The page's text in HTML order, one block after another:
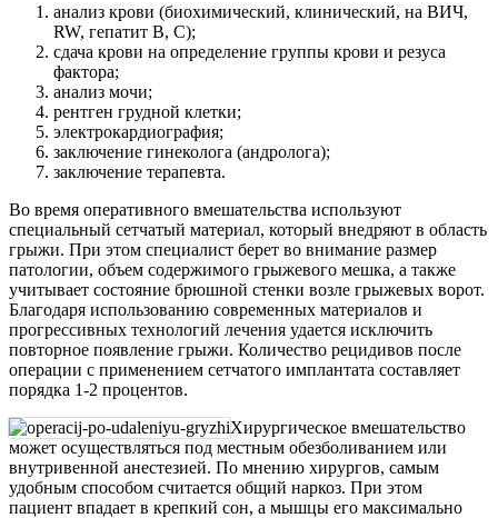
анализ крови (биохимический, клинический, на ВИЧ,
RW, гепатит В, С);
сдача крови на определение группы крови и резуса
фактора;
анализ мочи;
рентген грудной клетки;
электрокардиография;
заключение гинеколога (андролога);
заключение терапевта.
Во время оперативного вмешательства используют
специальный сетчатый материал, который внедряют в область
грыжи. При этом специалист берет во внимание размер
патологии, объем содержимого грыжевого мешка, а также
учитывает состояние брюшной стенки возле грыжевых ворот.
Благодаря использованию современных материалов и
прогрессивных технологий лечения удается исключить
повторное появление грыжи. Количество рецидивов после
операции с применением сетчатого имплантата составляет
порядка 1-2 процентов.
Хирургическое вмешательство
может осуществляться под местным обезболиванием или
внутривенной анестезией. По мнению хирургов, самым
удобным способом считается общий наркоз. При этом
пациент впадает в крепкий сон, а мышцы его максимально